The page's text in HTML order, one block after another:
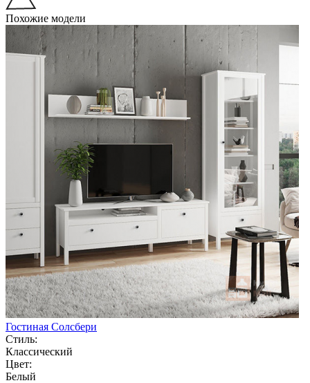
Похожие модели
Гостиная Солсбери
Стиль:
Классический
Цвет:
Белый